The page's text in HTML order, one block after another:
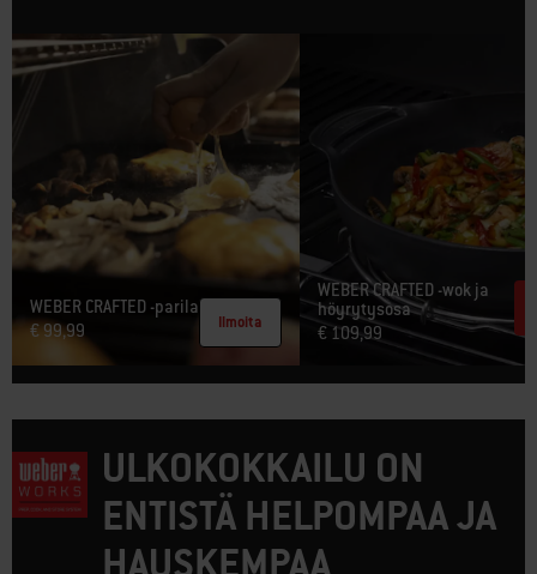
WEBER CRAFTED -parila​
€ 99,99
Ilmoita
WEBER CRAFTED -wok ja
höyrytysosa
€ 109,99
ULKOKOKKAILU ON
ENTISTÄ HELPOMPAA JA